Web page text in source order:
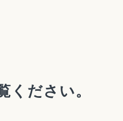
ください。